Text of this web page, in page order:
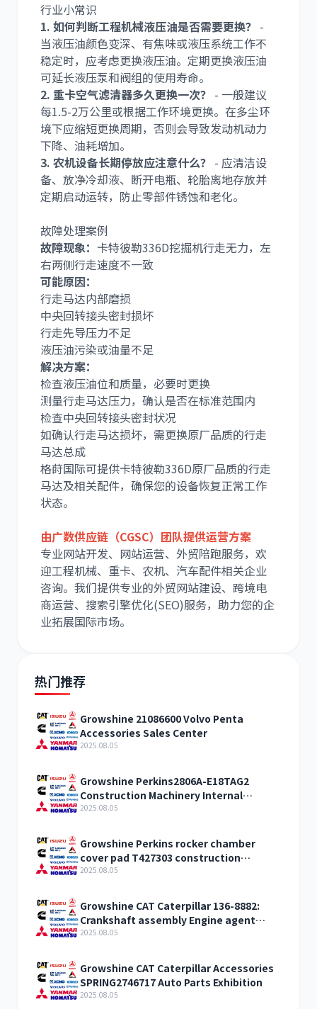
行业小常识
1. 如何判断工程机械液压油是否需要更换？ -
当液压油颜色变深、有焦味或液压系统工作不
稳定时，应考虑更换液压油。定期更换液压油
可延长液压泵和阀组的使用寿命。
2. 重卡空气滤清器多久更换一次？ - 一般建议
每1.5-2万公里或根据工作环境更换。在多尘环
境下应缩短更换周期，否则会导致发动机动力
下降、油耗增加。
3. 农机设备长期停放应注意什么？ - 应清洁设
备、放净冷却液、断开电瓶、轮胎离地存放并
定期启动运转，防止零部件锈蚀和老化。
故障处理案例
故障现象： 卡特彼勒336D挖掘机行走无力，左
右两侧行走速度不一致
可能原因：
行走马达内部磨损
中央回转接头密封损坏
行走先导压力不足
液压油污染或油量不足
解决方案：
检查液压油位和质量，必要时更换
测量行走马达压力，确认是否在标准范围内
检查中央回转接头密封状况
如确认行走马达损坏，需更换原厂品质的行走
马达总成
格莳国际可提供卡特彼勒336D原厂品质的行走
马达及相关配件，确保您的设备恢复正常工作
状态。
由广数供应链（CGSC）团队提供运营方案
专业网站开发、网站运营、外贸陪跑服务，欢
迎工程机械、重卡、农机、汽车配件相关企业
咨询。我们提供专业的外贸网站建设、跨境电
商运营、搜索引擎优化(SEO)服务，助力您的企
业拓展国际市场。
热门推荐
Growshine 21086600 Volvo Penta
Accessories Sales Center
2025.08.05
Growshine Perkins2806A-E18TAG2
Construction Machinery Internal
Combustion Engine Accessories
2025.08.05
Growshine Perkins rocker chamber
cover pad T427303 construction
machinery internal combustion engine
2025.08.05
Growshine CAT Caterpillar 136-8882:
Crankshaft assembly Engine agent
sales
2025.08.05
Growshine CAT Caterpillar Accessories
SPRING2746717 Auto Parts Exhibition
2025.08.05